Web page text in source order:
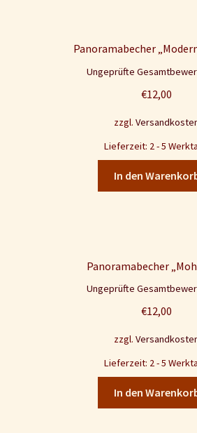
Panoramabecher
Ungeprüfte
€12,00
zzgl.
Lieferzeit: 2 - 5
In den
Panoramabecher
Ungeprüfte
€12,00
zzgl.
Lieferzeit: 2 - 5
In den